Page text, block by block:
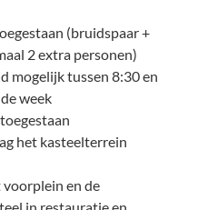
(bruidspaar +
2 extra personen)
mogelijk tussen 8:30 en
week
het kasteelterrein
en de